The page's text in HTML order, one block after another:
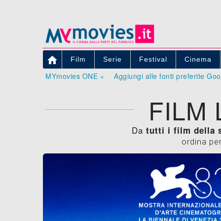
 Film Serie Festival Cinema
MYmovies ONE » Aggiungi alle fonti preferite
FILM
Da tutti i film della
ordina